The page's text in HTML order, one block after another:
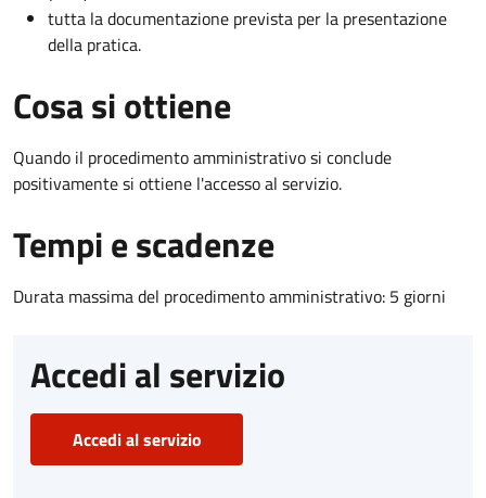
tutta la documentazione prevista per la presentazione
della pratica.
Cosa si ottiene
Quando il procedimento amministrativo si conclude
positivamente si ottiene l'accesso al servizio.
Tempi e scadenze
Durata massima del procedimento amministrativo: 5 giorni
Accedi al servizio
Accedi al servizio